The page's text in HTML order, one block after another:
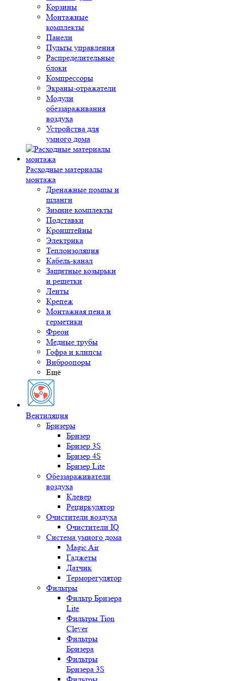
Корзины
Монтажные
комплекты
Панели
Пульты управления
Распределительные
блоки
Компрессоры
Экраны-отражатели
Модули
обеззараживания
воздуха
Устройства для
умного дома
Расходные материалы
монтажа
Дренажные помпы и
шланги
Зимние комплекты
Подставки
Кронштейны
Электрика
Теплоизоляция
Кабель-канал
Защитные козырьки
и решетки
Ленты
Крепеж
Монтажная пена и
герметики
Фреон
Медные трубы
Гофра и клипсы
Виброопоры
Ещё
Вентиляция
Бризеры
Бризер
Бризер 3S
Бризер 4S
Бризер Lite
Обеззараживатели
воздуха
Клевер
Рециркулятор
Очистители воздуха
Очистители IQ
Система умного дома
Magic Air
Гаджеты
Датчик
Терморегулятор
Фильтры
Фильтр Бризера
Lite
Фильтры Tion
Clever
Фильтры
Бризера
Фильтры
Бризера 3S